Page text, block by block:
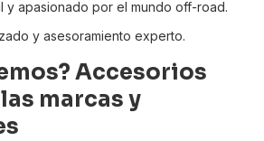
y apasionado por el mundo off-road.
y asesoramiento experto.
Accesorios
marcas y